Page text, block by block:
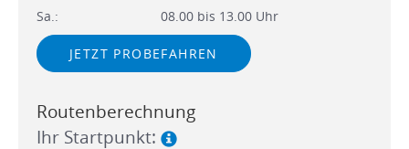
Sa.:
08.00 bis 13.00 Uhr
JETZT PROBEFAHREN
Routenberechnung
Ihr Startpunkt: